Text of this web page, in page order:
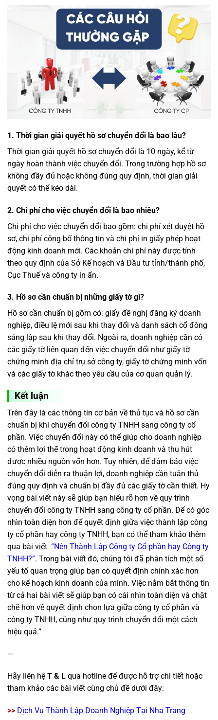
1. Thời gian giải quyết hồ sơ chuyển đổi là bao lâu?
Thời gian giải quyết hồ sơ chuyển đổi là 10 ngày, kể từ
ngày hoàn thành việc chuyển đổi. Trong trường hợp hồ sơ
không đầy đủ hoặc không đúng quy định, thời gian giải
quyết có thể kéo dài.
2. Chi phí cho việc chuyển đổi là bao nhiêu?
Chi phí cho việc chuyển đổi bao gồm: chi phí xét duyệt hồ
sơ, chi phí công bố thông tin và chi phí in giấy phép hoạt
động kinh doanh mới. Các khoản chi phí này được tính
theo quy định của Sở Kế hoạch và Đầu tư tỉnh/thành phố,
Cục Thuế và công ty in ấn.
3. Hồ sơ cần chuẩn bị những giấy tờ gì?
Hồ sơ cần chuẩn bị gồm có: giấy đề nghị đăng ký doanh
nghiệp, điều lệ mới sau khi thay đổi và danh sách cổ đông
sáng lập sau khi thay đổi. Ngoài ra, doanh nghiệp cần có
các giấy tờ liên quan đến việc chuyển đổi như giấy tờ
chứng minh địa chỉ trụ sở công ty, giấy tờ chứng minh vốn
và các giấy tờ khác theo yêu cầu của cơ quan quản lý.
Kết luận
Trên đây là các thông tin cơ bản về thủ tục và hồ sơ cần
chuẩn bị khi chuyển đổi công ty TNHH sang công ty cổ
phần. Việc chuyển đổi này có thể giúp cho doanh nghiệp
có thêm lợi thế trong hoạt động kinh doanh và thu hút
được nhiều nguồn vốn hơn. Tuy nhiên, để đảm bảo việc
chuyển đổi diễn ra thuận lợi, doanh nghiệp cần tuân thủ
đúng quy định và chuẩn bị đầy đủ các giấy tờ cần thiết. Hy
vọng bài viết này sẽ giúp bạn hiểu rõ hơn về quy trình
chuyển đổi công ty TNHH sang công ty cổ phần. Để có góc
nhìn toàn diện hơn để quyết định giữa việc thành lập công
ty cổ phần hay công ty TNHH, bạn có thể tham khảo thêm
qua bài viết “Nên Thành Lập Công ty Cổ phần hay Công ty
TNHH?”. Trong bài viết đó, chúng tôi đã phân tích một số
yếu tố quan trọng giúp bạn có quyết định chính xác hơn
cho kế hoạch kinh doanh của mình. Việc nắm bắt thông tin
từ cả hai bài viết sẽ giúp bạn có cái nhìn toàn diện và chặt
chẽ hơn về quyết định chọn lựa giữa công ty cổ phần và
công ty TNHH, cũng như quy trình chuyển đổi một cách
hiệu quả.”
—
Hãy liên hệ T & L qua hotline để được hỗ trợ chi tiết hoặc
tham khảo các bài viết cùng chủ đề dưới đây:
>> Dịch Vụ Thành Lập Doanh Nghiệp Tại Nha Trang